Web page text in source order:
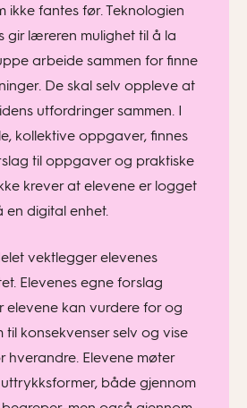
ikke fantes før. Teknologien
gir læreren mulighet til å la
arbeide sammen for finne
De skal selv oppleve at
utfordringer sammen. I
kollektive oppgaver, finnes
til oppgaver og praktiske
krever at elevene er logget
en digital enhet.
vektlegger elevenes
Elevenes egne forslag
elevene kan vurdere for og
til konsekvenser selv og vise
hverandre. Elevene møter
både gjennom